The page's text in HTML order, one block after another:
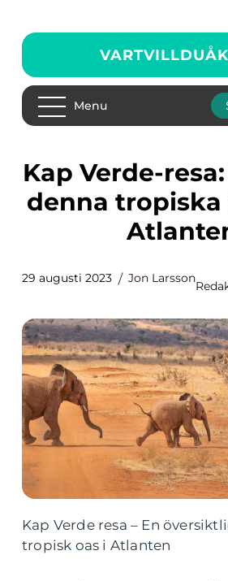
Menu
Kap Verde-resa: Upptäck
denna
29 augusti 2023 Jon Larsson
Kap Verde resa – En
tropisk oas i Atlanten